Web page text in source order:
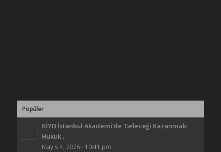
Popüler
KİYD İstanbul Akademi’de ‘Geleceği Kazanmak:
Hukuk...
Mayıs 4, 2026 - 10:41 pm